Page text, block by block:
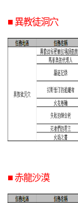
■ 異教徒洞穴
■ 赤龍沙漠